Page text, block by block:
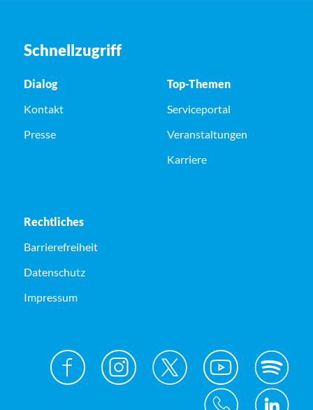
Schnellzugriff
Dialog
Kontakt
Presse
Top-Themen
Serviceportal
Veranstaltungen
Karriere
Rechtliches
Barrierefreiheit
Datenschutz
Impressum